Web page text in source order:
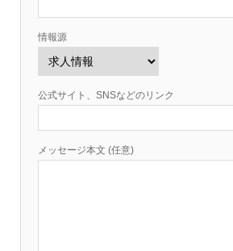
情報源
公式サイト、SNSなどのリンク
メッセージ本文 (任意)